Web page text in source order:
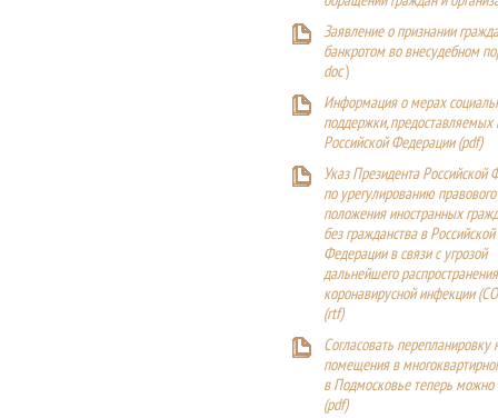
Заявление о признании
банкротом во внесудебном
doc)
Информация о мерах
поддержки,
Российской Федерации (pdf)
Указ Президента Российской
по урегулированию правового
положения иностранных
без гражданства в Российской
Федерации в связи с угрозой
дальнейшего
коронавирусной инфекции
(rtf)
Согласовать перепланировку
помещения в
в Подмосковье теперь можно
(pdf)